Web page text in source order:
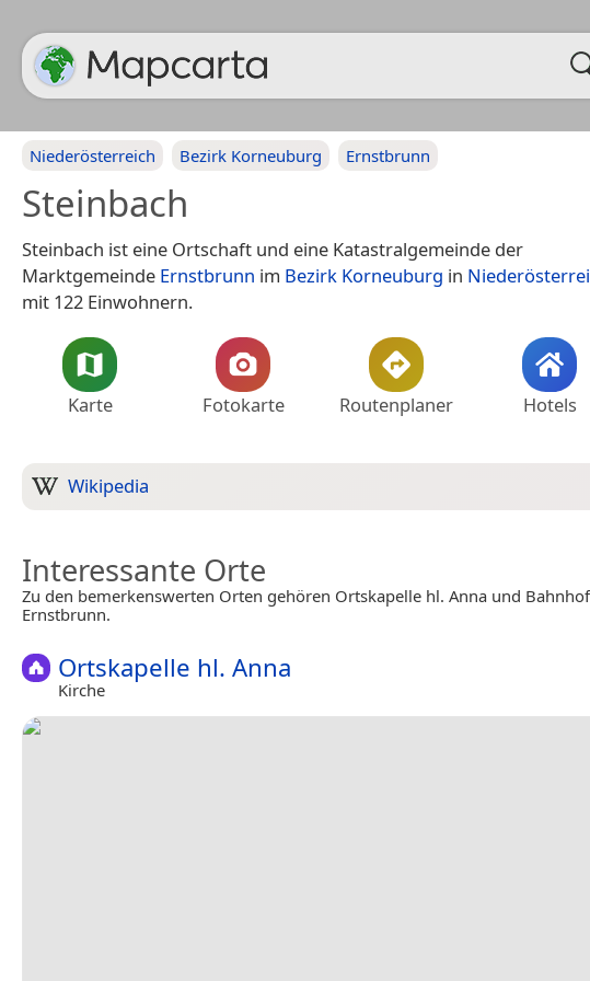
Niederösterreich Bezirk Korneuburg Ernstbrunn
Steinbach
Steinbach ist eine Ortschaft und eine Katastralgemeinde der
Marktgemeinde Ernstbrunn im Bezirk Korneuburg in
mit 122 Einwohnern.
Karte Fotokarte Routenplaner Hotels
Wikipedia
Interessante Orte
Zu den bemerkenswerten Orten gehören Ortskapelle hl. Anna und Bahnhof
Ernstbrunn.
Ortskapelle hl. Anna
Kirche